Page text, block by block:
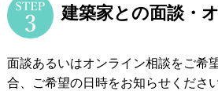
建築家との面談・
面談あるいはオンライン相談をご希
合、ご希望の日時をお知らせください